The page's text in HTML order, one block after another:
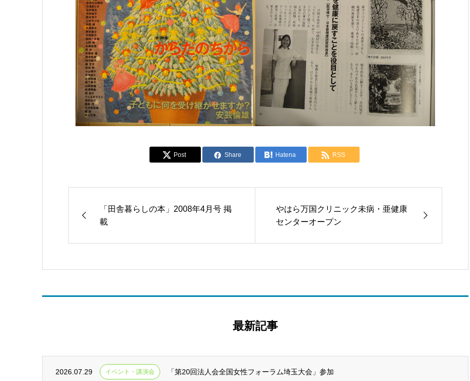
Post Share Hatena RSS
「田舎暮らしの本」2008年4月号 掲
載
やはら万国クリニック未病・亜健康
センターオープン
最新記事
2026.07.29 イベント・講演会 「第20回法人会全国女性フォーラム埼玉大会」参加